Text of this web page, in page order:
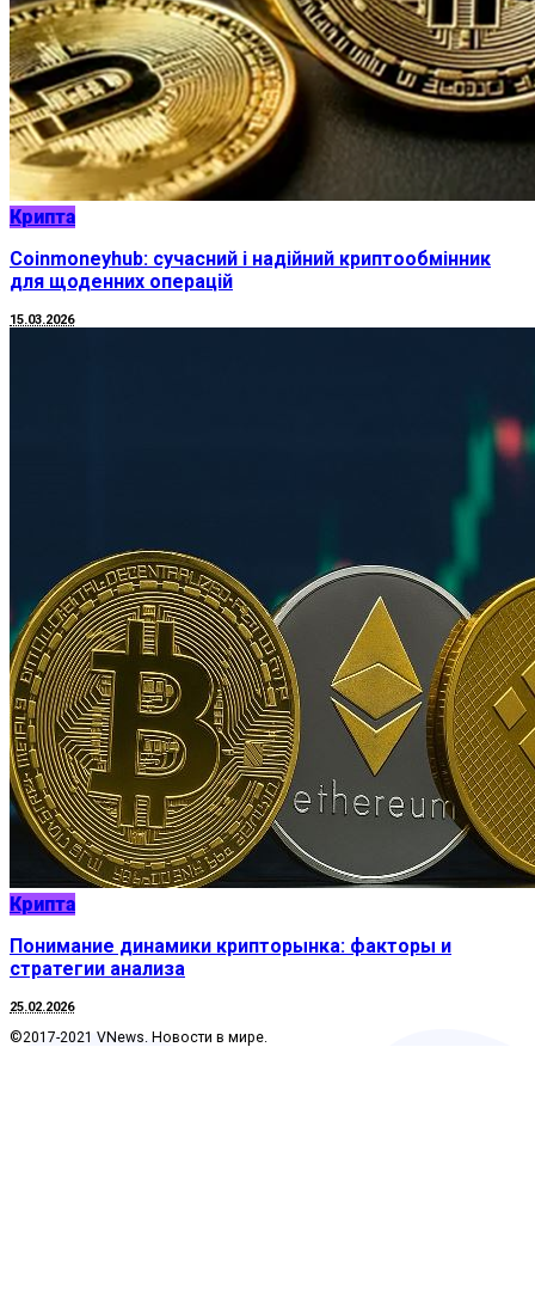
Крипта
Coinmoneyhub: сучасний і надійний криптообмінник
для щоденних операцій
15.03.2026
Крипта
Понимание динамики крипторынка: факторы и
стратегии анализа
25.02.2026
©2017-2021 VNews. Новости в мире.